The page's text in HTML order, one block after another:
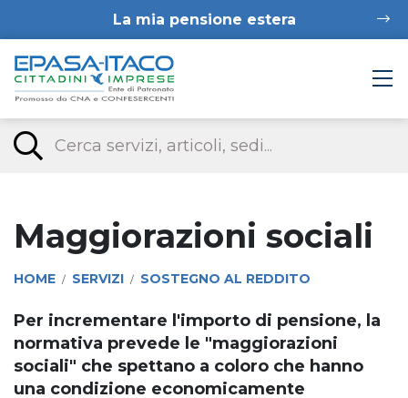
La mia pensione estera
Maggiorazioni sociali
HOME / SERVIZI / SOSTEGNO AL REDDITO
Per incrementare l'importo di pensione, la
normativa prevede le "maggiorazioni
sociali" che spettano a coloro che hanno
una condizione economicamente